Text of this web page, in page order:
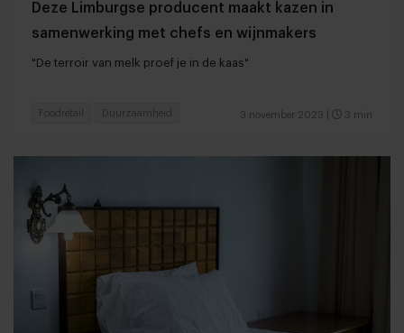
Deze Limburgse producent maakt kazen in
samenwerking met chefs en wijnmakers
"De terroir van melk proef je in de kaas"
3 november 2023 3 min
Foodretail Duurzaamheid